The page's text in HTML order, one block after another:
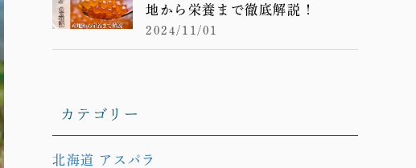
地から栄養まで徹底解説！
2024/11/01
カテゴリー
北海道 アスパラ